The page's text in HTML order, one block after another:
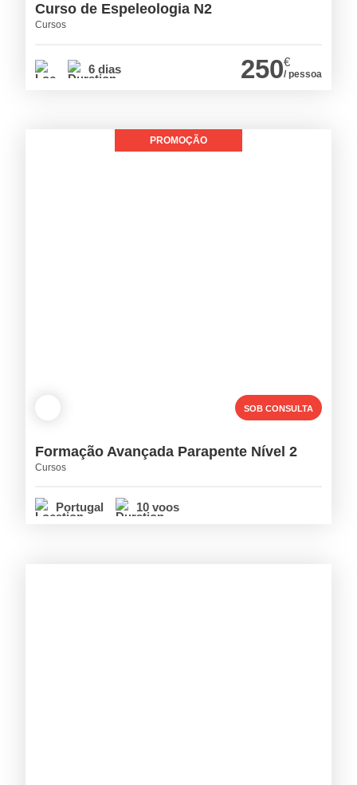
Curso de Espeleologia N2
Cursos
6 dias 250€
/ pessoa
PROMOÇÃO
SOB CONSULTA
Formação Avançada Parapente Nível 2
Cursos
Portugal 10 voos